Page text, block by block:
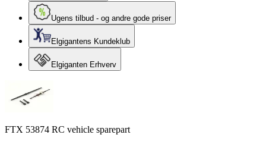
Ugens tilbud - og andre gode priser
Elgigantens Kundeklub
Elgiganten Erhverv
FTX 53874 RC vehicle sparepart